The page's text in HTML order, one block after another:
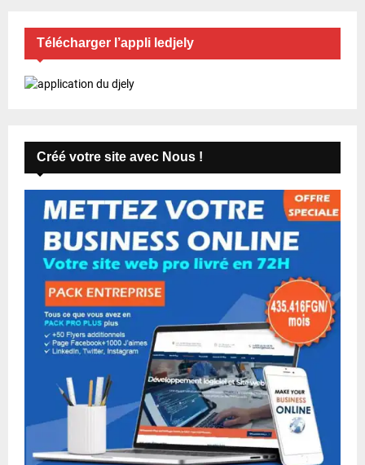
Télécharger l’appli ledjely
Créé votre site avec Nous !